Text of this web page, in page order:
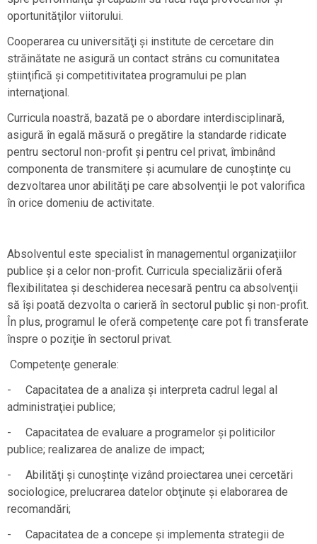
oportunităţilor viitorului.
Cooperarea cu universităţi şi institute de cercetare din
străinătate ne asigură un contact strâns cu comunitatea
ştiinţifică şi competitivitatea programului pe plan
internaţional.
Curricula noastră, bazată pe o abordare interdisciplinară,
asigură în egală măsură o pregătire la standarde ridicate
pentru sectorul non-profit şi pentru cel privat, îmbinând
componenta de transmitere şi acumulare de cunoştinţe cu
dezvoltarea unor abilităţi pe care absolvenţii le pot valorifica
în orice domeniu de activitate.
Absolventul este specialist în managementul organizaţiilor
publice şi a celor non-profit. Curricula specializării oferă
flexibilitatea şi deschiderea necesară pentru ca absolvenţii
să îşi poată dezvolta o carieră în sectorul public şi non-profit.
În plus, programul le oferă competenţe care pot fi transferate
înspre o poziţie în sectorul privat.
Competenţe generale:
- Capacitatea de a analiza şi interpreta cadrul legal al
administraţiei publice;
- Capacitatea de evaluare a programelor şi politicilor
publice; realizarea de analize de impact;
- Abilităţi şi cunoştinţe vizând proiectarea unei cercetări
sociologice, prelucrarea datelor obţinute şi elaborarea de
recomandări;
- Capacitatea de a concepe şi implementa strategii de